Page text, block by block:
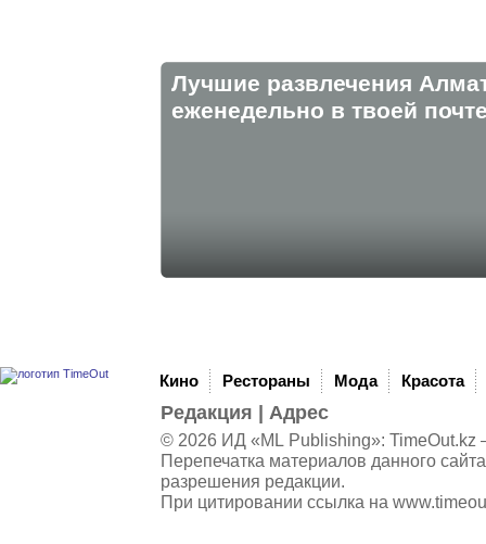
Лучшие развлечения
eженедельно в твоей
Кино Рестораны Мода Красота
Редакция Адрес
© 2026 ИД «ML Publishing»: TimeOut.kz
Перепечатка материалов данного
разрешения редакции.
При цитировании ссылка на